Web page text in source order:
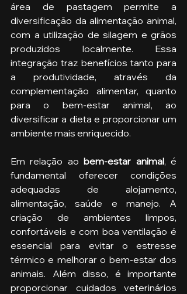
área de pastagem permite a
diversificação da alimentação animal,
com a utilização de silagem e grãos
produzidos localmente. Essa
integração traz benefícios tanto para
a produtividade, através da
complementação alimentar, quanto
para o bem-estar animal, ao
diversificar a dieta e proporcionar um
ambiente mais enriquecido.
Em relação ao bem-estar animal, é
fundamental oferecer condições
adequadas de alojamento,
alimentação, saúde e manejo. A
criação de ambientes limpos,
confortáveis e com boa ventilação é
essencial para evitar o estresse
térmico e melhorar o bem-estar dos
animais. Além disso, é importante
proporcionar cuidados veterinários